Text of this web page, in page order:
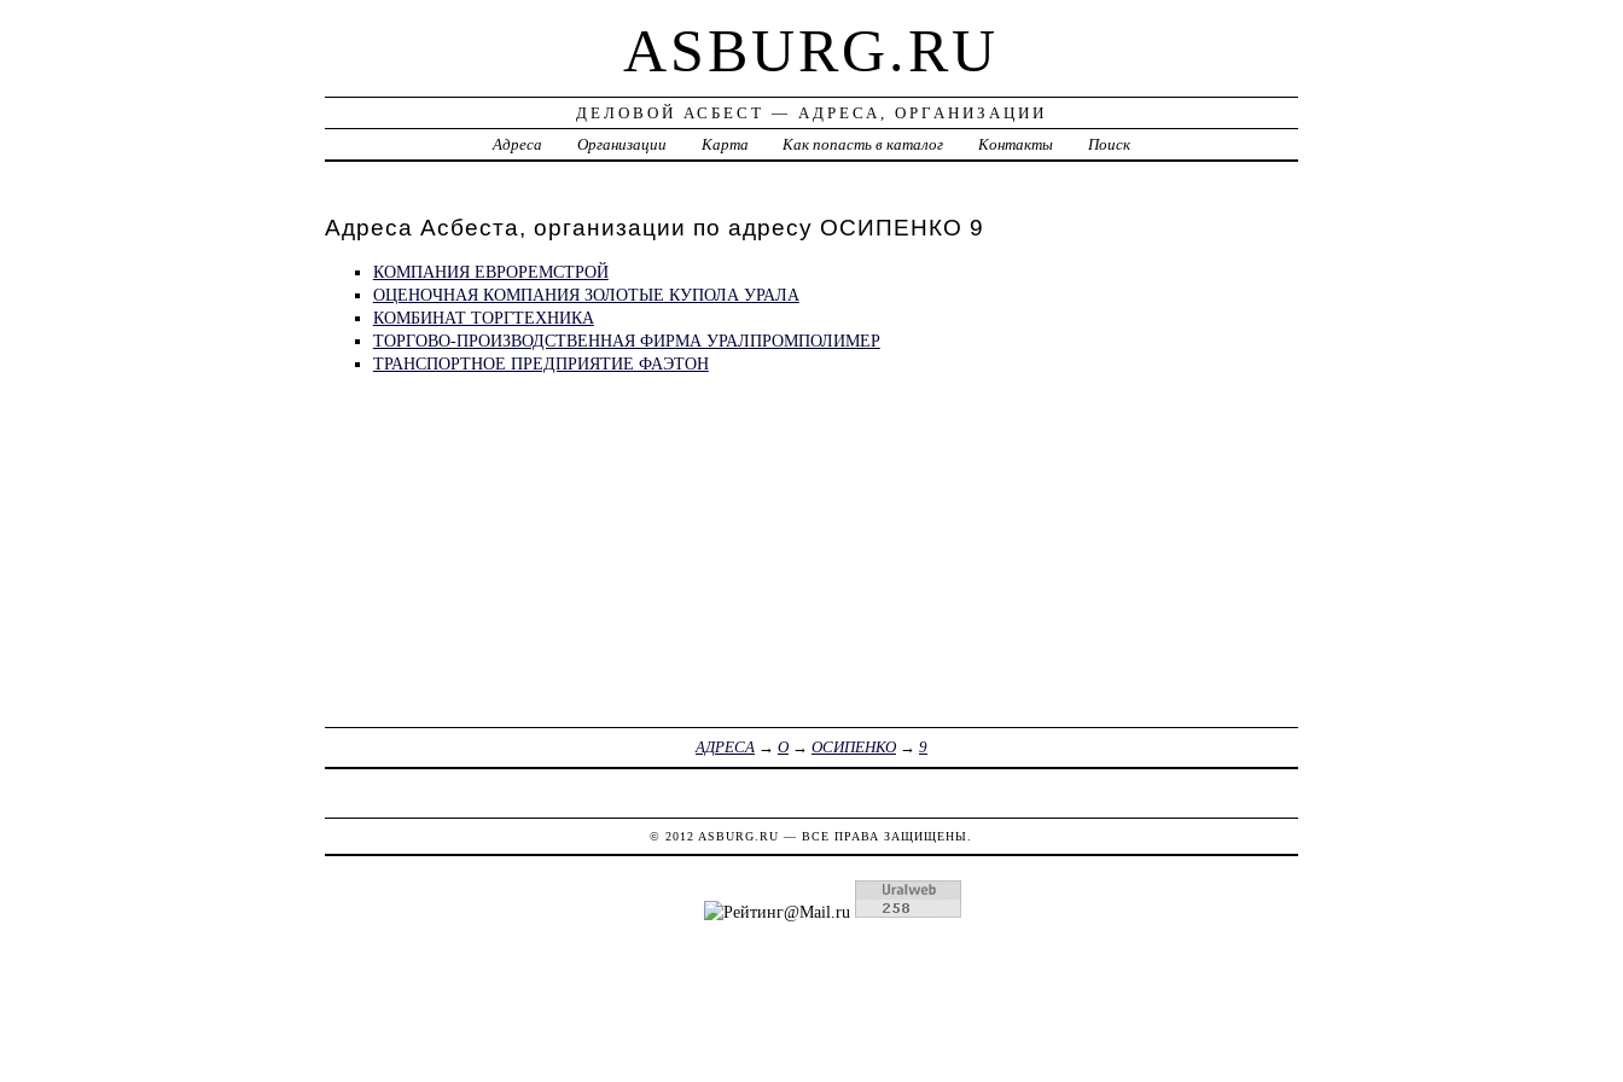
ASBURG.RU
ДЕЛОВОЙ АСБЕСТ — АДРЕСА, ОРГАНИЗАЦИИ
Адреса
Организации Карта Как попасть в каталог Контакты Поиск
Адреса Асбеста, организации по адресу ОСИПЕНКО 9
КОМПАНИЯ ЕВРОРЕМСТРОЙ
ОЦЕНОЧНАЯ КОМПАНИЯ ЗОЛОТЫЕ КУПОЛА УРАЛА
КОМБИНАТ ТОРГТЕХНИКА
ТОРГОВО-ПРОИЗВОДСТВЕННАЯ ФИРМА УРАЛПРОМПОЛИМЕР
ТРАНСПОРТНОЕ ПРЕДПРИЯТИЕ ФАЭТОН
АДРЕСА→ О→ ОСИПЕНКО→ 9
© 2012 ASBURG.RU — ВСЕ ПРАВА ЗАЩИЩЕНЫ.